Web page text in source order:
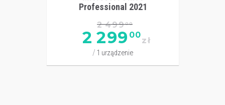
Professional 2021
2 49900
2 299 00
zł
1 urządzenie